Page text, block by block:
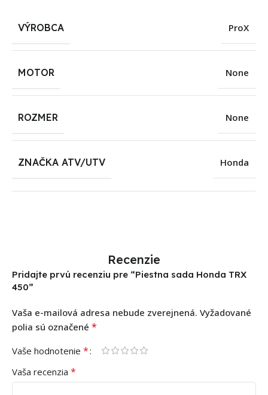
VÝROBCA ProX
MOTOR None
ROZMER None
ZNAČKA ATV/UTV Honda
Recenzie
Pridajte prvú recenziu pre “Piestna sada Honda TRX
450”
Vaša e-mailová adresa nebude zverejnená. Vyžadované
polia sú označené *
Vaše hodnotenie *
Vaša recenzia *